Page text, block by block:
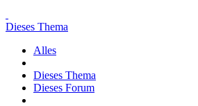
Dieses Thema
Alles
Dieses Thema
Dieses Forum